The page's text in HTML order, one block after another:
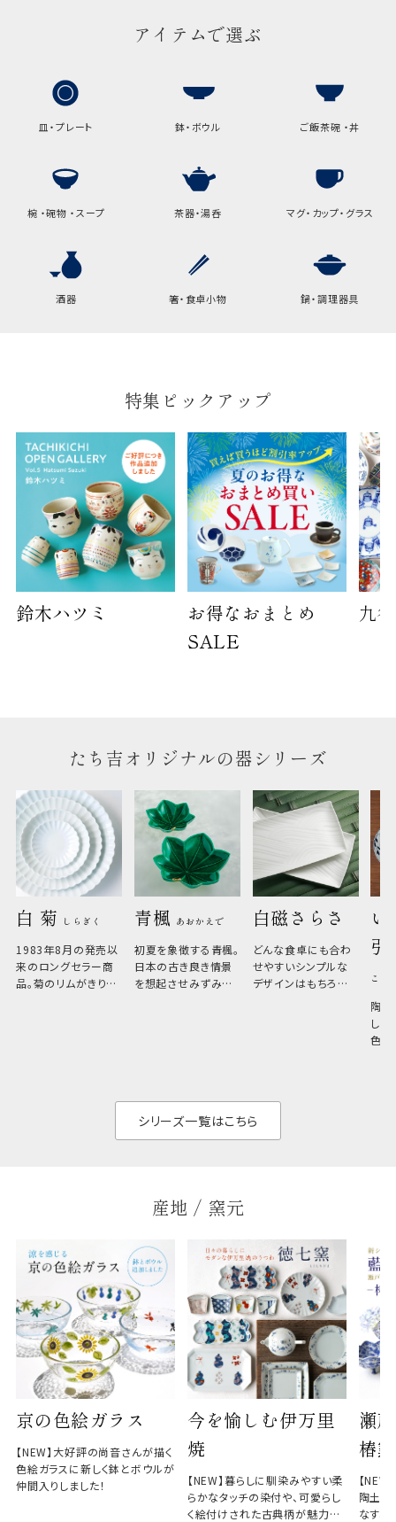
包装紙でお包みできない一部
手提袋はお付けできません。
手提げ袋について
高さ
32.5cm
サイズ
高さ
40cm
横
30cm
幅
14cm
袋のサイズは当店で最適なものをご用意いたしま
す。
ご提供枚数の上限はご注文商品数となります。
天掛け包装、ギフト袋対応の商品にはおつけでき
のしについてはこちらをご覧ください
アイテムで選ぶ
皿・プレート 鉢・ボウル ご飯茶碗 ・丼
椀 ・碗物 ・スープ 茶器・湯呑 マグ・カップ・グラス
酒器 箸・食卓小物 鍋・調理器具
特集ピックアップ
鈴木ハツミ
お得なおまとめ
SALE
九
たち吉オリジナルの器シリーズ
白 菊 しらぎく
1983年8月の発売以
来のロングセラー商
品。菊のリムがきりっ
青楓 あおかえで
初夏を象徴する青楓。
日本の古き良き情景
を想起させみずみず
白磁さらさ
どんな食卓にも合わ
せやすいシンプルな
デザインはもちろん、
い
こひ
陶器
しい
色の
シリーズ一覧はこちら
産地 / 窯元
京の色絵ガラス
【NEW】大好評の尚音さんが描く
色絵ガラスに新しく鉢とボウルが
仲間入りしました！
今を愉しむ伊万里
焼
【NEW】暮らしに馴染みやすい柔
らかなタッチの染付や、可愛らし
く絵付けされた古典柄が魅力の
瀬
椿窯
【
陶土と
なす、